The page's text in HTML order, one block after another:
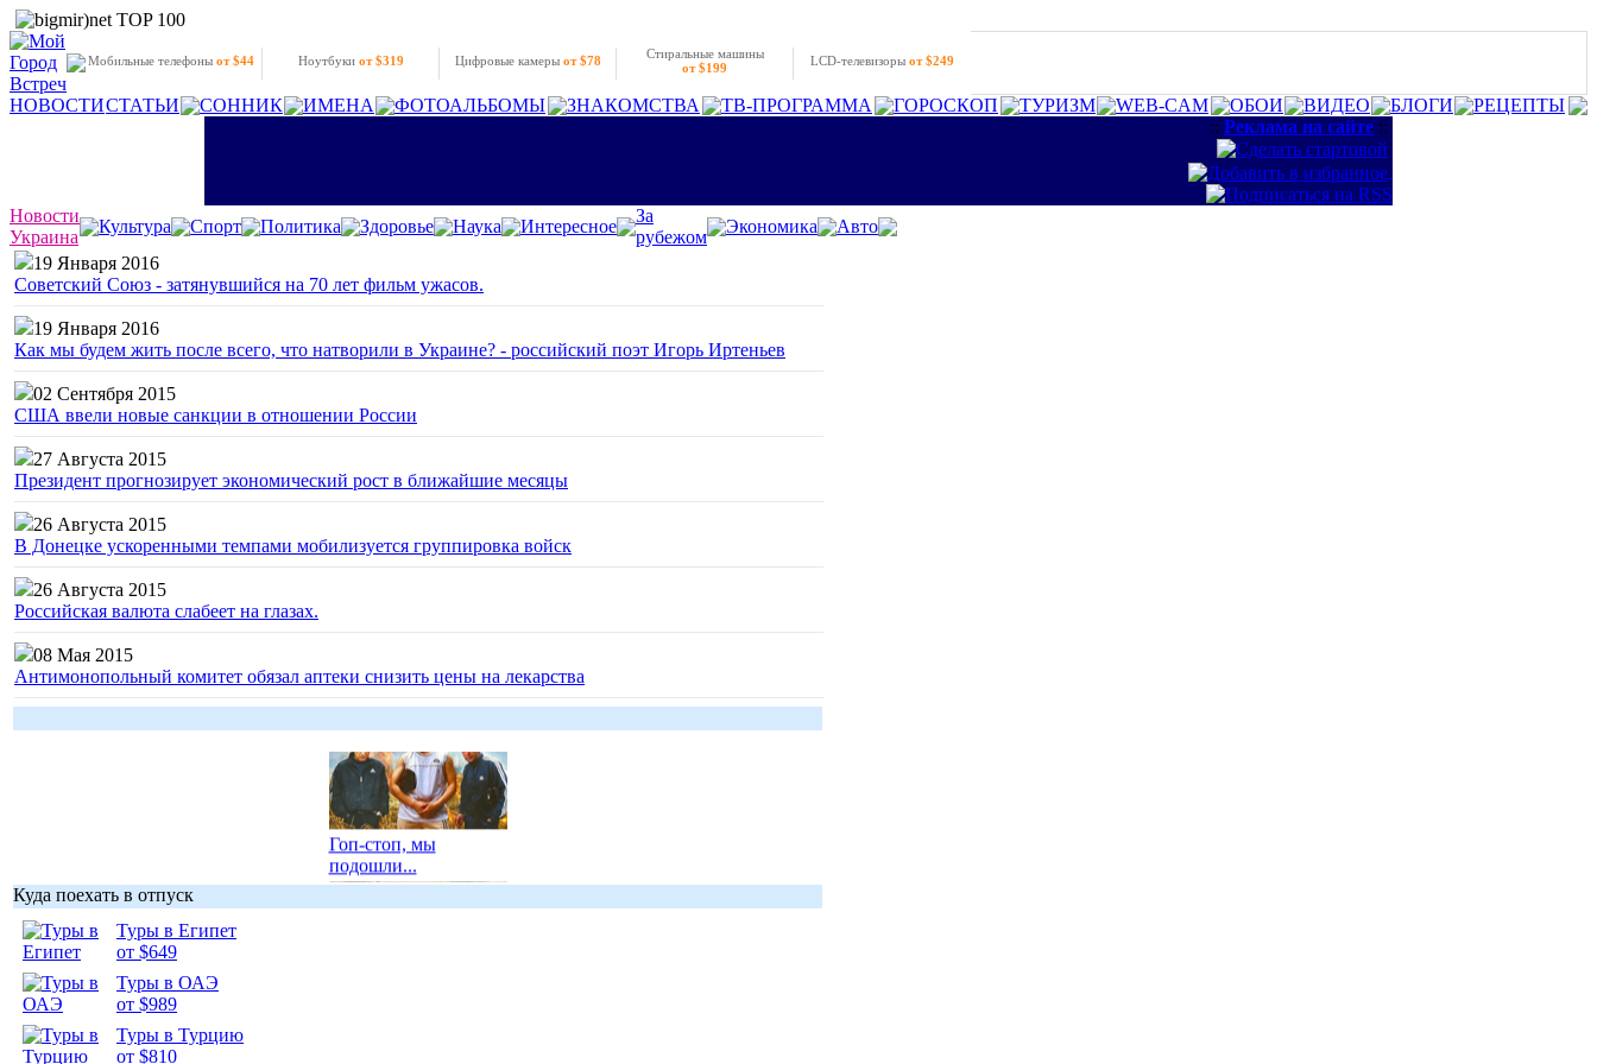
Мобильные телефоны от $44 Ноутбуки от $319 Цифровые камеры от $78
Стиральные машины
от $199
LCD-телевизоры от $249
НОВОСТИСТАТЬИ СОННИК ИМЕНА ФОТОАЛЬБОМЫ ЗНАКОМСТВА ТВ-ПРОГРАММА ГОРОСКОП ТУРИЗМ WEB-CAM ОБОИ ВИДЕО БЛОГИ
РЕЦЕПТЫ
:: Реклама на сайте ::
Новости
Украина
Культура Спорт Политика Здоровье Наука Интересное
За
рубежом
Экономика
Авто
19 Января 2016
Советский Союз - затянувшийся на 70 лет фильм ужасов.
19 Января 2016
Как мы будем жить после всего, что натворили в Украине? - российский поэт Игорь Иртеньев
02 Сентября 2015
США ввели новые санкции в отношении России
27 Августа 2015
Президент прогнозирует экономический рост в ближайшие месяцы
26 Августа 2015
В Донецке ускоренными темпами мобилизуется группировка войск
26 Августа 2015
Российская валюта слабеет на глазах.
08 Мая 2015
Антимонопольный комитет обязал аптеки снизить цены на лекарства
Гоп-стоп, мы
подошли...
Куда поехать в отпуск
Туры в Египет
от $649
Туры в ОАЭ
от $989
Туры в Турцию
от $810